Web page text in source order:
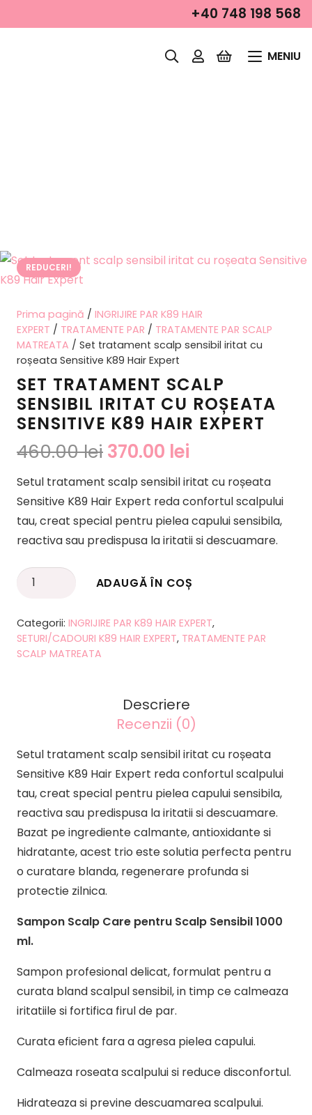
+40 748 198 568
MENIU
REDUCERI!
Prima pagină / INGRIJIRE PAR K89 HAIR
EXPERT / TRATAMENTE PAR / TRATAMENTE PAR SCALP
MATREATA / Set tratament scalp sensibil iritat cu
roșeata Sensitive K89 Hair Expert
SET TRATAMENT SCALP
SENSIBIL IRITAT CU ROȘEATA
SENSITIVE K89 HAIR EXPERT
460.00leiPrețul
a
fost:
460.00 lei.
370.00 lei
este:
370.00 lei.
Setul tratament scalp sensibil iritat cu roșeata
Sensitive K89 Hair Expert reda confortul scalpului
tau, creat special pentru pielea capului sensibila,
reactiva sau predispusa la iritatii si descuamare.
Cantitate
tratament
scalp
sensibil
K89
Hair
Expert
ADAUGĂ ÎN COȘ
Categorii: INGRIJIRE PAR K89 HAIR EXPERT,
SETURI/CADOURI K89 HAIR EXPERT, TRATAMENTE PAR
SCALP MATREATA
Descriere
Recenzii (0)
Setul tratament scalp sensibil iritat cu roșeata
Sensitive K89 Hair Expert reda confortul scalpului
tau, creat special pentru pielea capului sensibila,
reactiva sau predispusa la iritatii si descuamare.
Bazat pe ingrediente calmante, antioxidante si
hidratante, acest trio este solutia perfecta pentru
o curatare blanda, regenerare profunda si
protectie zilnica.
Sampon Scalp Care pentru Scalp Sensibil 1000
ml.
Sampon profesional delicat, formulat pentru a
curata bland scalpul sensibil, in timp ce calmeaza
iritatiile si fortifica firul de par.
Curata eficient fara a agresa pielea capului.
Calmeaza roseata scalpului si reduce disconfortul.
Hidrateaza si previne descuamarea scalpului.